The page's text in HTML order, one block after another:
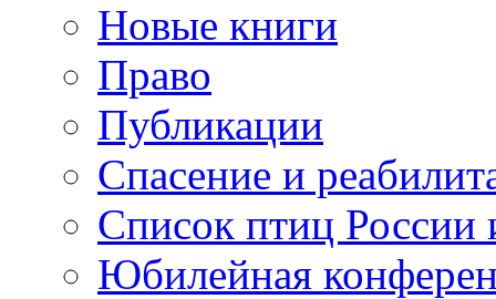
Новые книги
Право
Публикации
Спасение и
Список птиц России
Юбилейная